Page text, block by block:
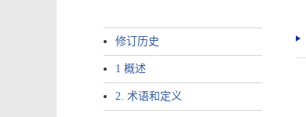
修订历史
1 概述
2. 术语和定义